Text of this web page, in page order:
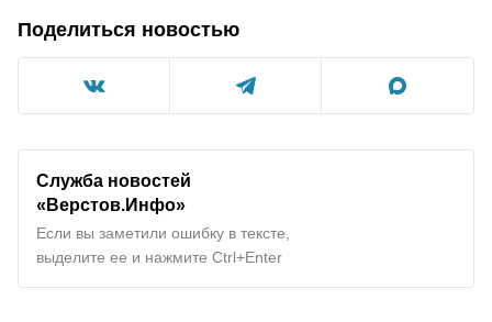
Поделиться новостью
Служба новостей
«Верстов.Инфо»
Если вы заметили ошибку в тексте,
выделите ее и нажмите Ctrl+Enter